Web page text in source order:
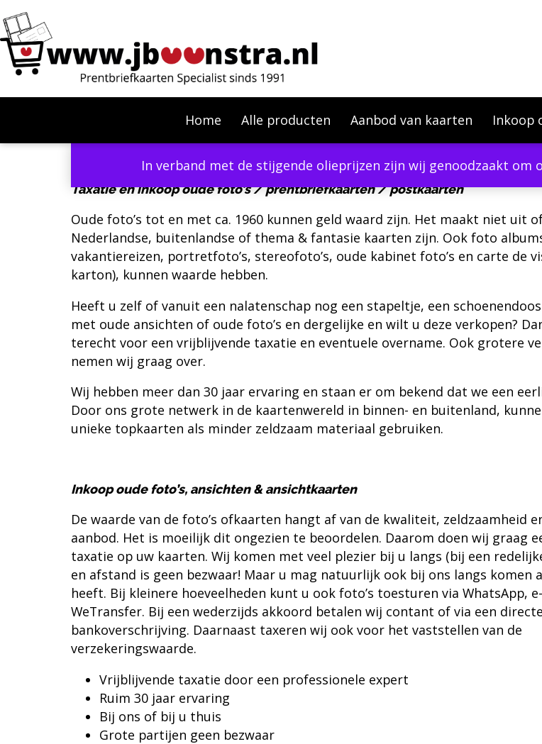
In verband met de stijgende olieprijzen zijn wij genoodzaakt om
Home Alle producten Aanbod van kaarten Inkoop
Taxatie en inkoop oude foto’s/ prentbriefkaarten / postkaarten
Oude foto’s tot en met ca. 1960 kunnen geld waard zijn. Het maakt niet uit
Nederlandse, buitenlandse of thema & fantasie kaarten zijn. Ook foto
vakantiereizen, portretfoto’s, stereofoto’s, oude kabinet foto’s en carte de
karton), kunnen waarde hebben.
Heeft u zelf of vanuit een nalatenschap nog een stapeltje, een
met oude ansichten of oude foto’s en dergelijke en wilt u deze verkopen?
terecht voor een vrijblijvende taxatie en eventuele overname. Ook grotere
nemen wij graag over.
Wij hebben meer dan 30 jaar ervaring en staan er om bekend dat we een
Door ons grote netwerk in de kaartenwereld in binnen- en buitenland,
unieke topkaarten als minder zeldzaam materiaal gebruiken.
Inkoop oude foto’s, ansichten & ansichtkaarten
De waarde van de foto’s ofkaarten hangt af van de kwaliteit, zeldzaamheid
aanbod. Het is moeilijk dit ongezien te beoordelen. Daarom doen wij graag
taxatie op uw kaarten. Wij komen met veel plezier bij u langs (bij een
en afstand is geen bezwaar! Maar u mag natuurlijk ook bij ons langs komen
heeft. Bij kleinere hoeveelheden kunt u ook foto’s toesturen via WhatsApp,
WeTransfer. Bij een wederzijds akkoord betalen wij contant of via een directe
bankoverschrijving. Daarnaast taxeren wij ook voor het vaststellen van de
verzekeringswaarde.
Vrijblijvende taxatie door een professionele expert
Ruim 30 jaar ervaring
Bij ons of bij u thuis
Grote partijen geen bezwaar